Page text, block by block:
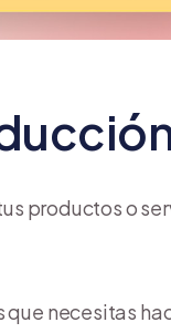
productos o
necesitas